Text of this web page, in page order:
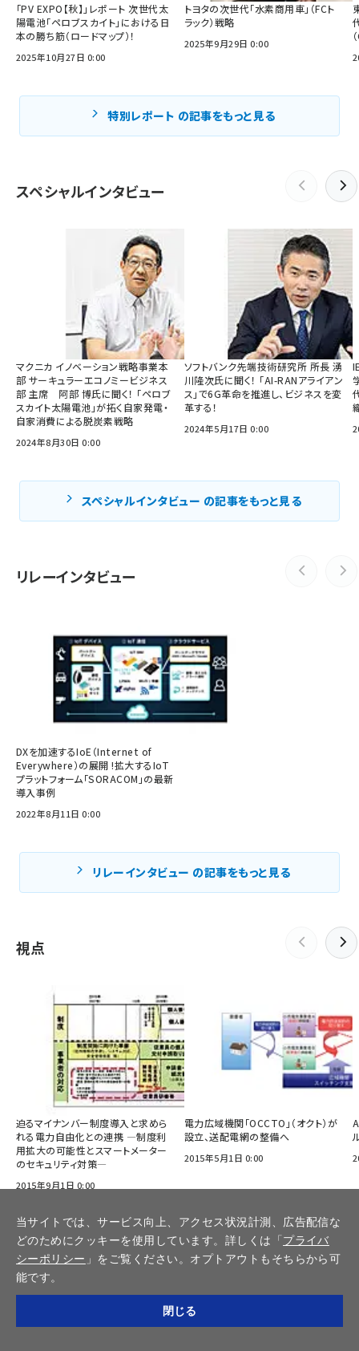
「PV EXPO【秋】」レポート 次世代太
陽電池「ペロブスカイト」における日
本の勝ち筋（ロードマップ）！
2025年10月27日 0:00
トヨタの次世代「水素商用車」（FCト
ラック）戦略
2025年9月29日 0:00
特別レポート の記事をもっと見る
スペシャルインタビュー
マクニカ イノベーション戦略事業本
部 サーキュラーエコノミービジネス
部 主席 阿部 博氏に聞く！ 「ペロブ
スカイト太陽電池」が拓く自家発電・
自家消費による脱炭素戦略
2024年8月30日 0:00
ソフトバンク先端技術研究所 所長 湧
川隆次氏に聞く！ 「AI-RANアライアン
ス」で6G革命を推進し、ビジネスを変
革する！
2024年5月17日 0:00
スペシャルインタビュー の記事をもっと見る
リレーインタビュー
DXを加速するIoE（Internet of
Everywhere）の展開 !拡大するIoT
プラットフォーム「SORACOM」の最新
導入事例
2022年8月11日 0:00
リレーインタビュー の記事をもっと見る
視点
迫るマイナンバー制度導入と求めら
れる電力自由化との連携 ―制度利
用拡大の可能性とスマートメーター
のセキュリティ対策―
2015年9月1日 0:00
電力広域機関「OCCTO」（オクト）が
設立、送配電網の整備へ
2015年5月1日 0:00
視点 の記事をもっと見る
当サイトでは、サービス向上、アクセス状況計測、広告配信な
どのためにクッキーを使用しています。詳しくは「 プライバ
シーポリシー 」をご覧ください。オプトアウトもそちらから可
能です。
閉じる